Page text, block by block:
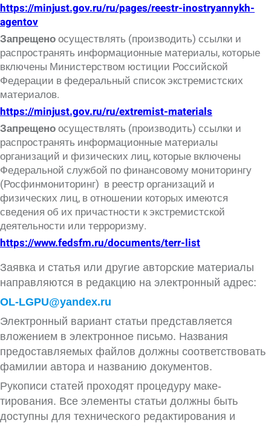
https://minjust.gov.ru/ru/pages/reestr-inostryannykh-
agentov
Запрещеноосуществлять (производить) ссылки и
распространять информационные материалы, которые
включены Министерством юстиции Российской
Федерации в федеральный список экстремистских
материалов.
https://minjust.gov.ru/ru/extremist-materials
Запрещеноосуществлять (производить) ссылки и
распространять информационные материалы
организаций и физических лиц, которые включены
Федеральной службой по финансовому мониторингу
(Росфинмониторинг) в реестр организаций и
физических лиц, в отношении которых имеются
сведения об их причастности к экстремистской
деятельности или терроризму.
https://www.fedsfm.ru/documents/terr-list
Заявка и статья или другие авторские мате­риалы
направляются в редакцию на электронный адрес:
OL-LGPU@yandex.ru
Электронный вариант статьи представляется
вложением в электронное письмо. Названия
предоставляемых файлов должны соответство­вать
фамилии автора и названию документов.
Рукописи статей проходят процедуру маке­
тирования. Все элементы статьи должны быть
доступны для технического редактирования и